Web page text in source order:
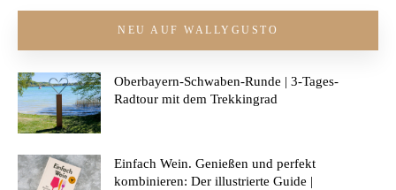
NEU AUF WALLYGUSTO
Oberbayern-Schwaben-Runde | 3-Tages-
Radtour mit dem Trekkingrad
Einfach Wein. Genießen und perfekt
kombinieren: Der illustrierte Guide |